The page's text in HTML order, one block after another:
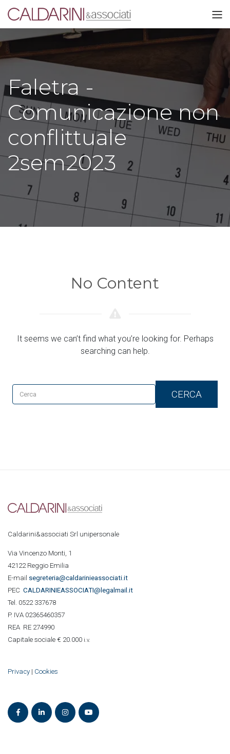
Faletra -
Comunicazione non
conflittuale
2sem2023
No Content
It seems we can’t find what you’re looking for. Perhaps
searching can help.
CERCA
Caldarini&associati Srl unipersonale
Via Vincenzo Monti, 1
42122 Reggio Emilia
E-mail segreteria@caldarinieassociati.it
PEC CALDARINIEASSOCIATI@legalmail.it
Tel. 0522 337678
P. IVA 02365460357
REA RE 274990
Capitale sociale € 20.000 i.v.
Privacy | Cookies